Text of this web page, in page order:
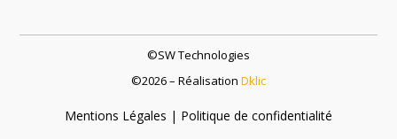
©SW Technologies
©2026– Réalisation Dklic
Mentions Légales | Politique de confidentialité